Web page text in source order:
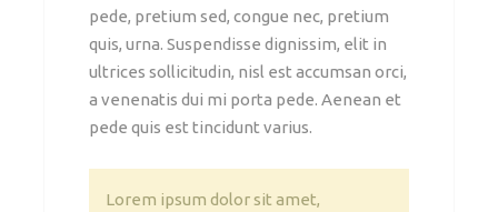
pede, pretium sed, congue nec, pretium
quis, urna. Suspendisse dignissim, elit in
ultrices sollicitudin, nisl est accumsan orci,
a venenatis dui mi porta pede. Aenean et
pede quis est tincidunt varius.
Lorem ipsum dolor sit amet,